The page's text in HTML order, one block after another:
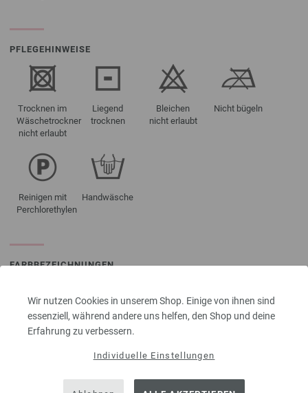
Wir nutzen Cookies in unserem Shop. Einige von ihnen sind
essenziell, während andere uns helfen, den Shop und deine
Erfahrung zu verbessern.
Individuelle Einstellungen
PFLEGEHINWEISE
Trocknen im
Wäschetrockner
nicht erlaubt
Liegend
trocknen
Bleichen
nicht erlaubt
Nicht bügeln
Reinigen mit
Perchlorethylen
Handwäsche
FARBBEZEICHNUNGEN
02-Aubergine meliert | EAN: 4033493307635
03-Dunkelrot meliert | EAN: 4033493307642
04-Hellblau meliert | EAN: 4033493307659
05-Graublau meliert | EAN: 4033493307666